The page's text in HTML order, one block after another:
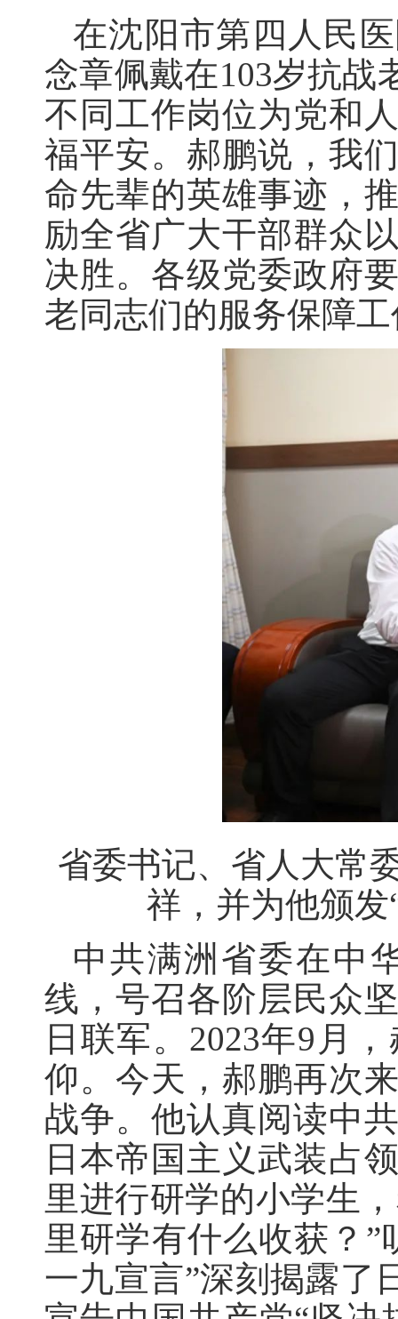
在沈阳市第四人民
念章佩戴在103岁抗战
不同工作岗位为党和
福平安。郝鹏说，我
命先辈的英雄事迹，
励全省广大干部群众
决胜。各级党委政府
老同志们的服务保障
省委书记、省人大常
祥，并为他颁
中共满洲省委在中
线，号召各阶层民众
日联军。2023年9月
仰。今天，郝鹏再次
战争。他认真阅读中
日本帝国主义武装占
里进行研学的小学生
里研学有什么收获？
一九宣言”深刻揭露了